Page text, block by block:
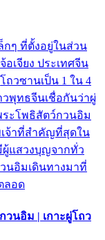
กๆ ที่ตั้งอยู่ในส่วน
เจียง ประเทศจีน
ถวซานเป็น 1 ใน 4
พุทธจีนเชื่อกันว่าผู่
ะโพธิสัตว์กวนอิม
เจ้าที่สำคัญที่สุดใน
แสวงบุญจากทั่ว
นอิมเดินทางมาที่
ลอด
นอิม | เกาะผู่โถว